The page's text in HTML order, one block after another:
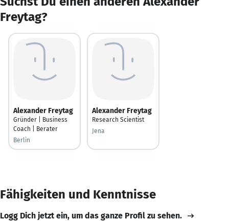
Freytag?
Alexander Freytag
Gründer | Business
Coach | Berater
Berlin
Alexander Freytag
Research Scientist
Jena
Fähigkeiten und Kenntnisse
Logg Dich jetzt ein, um das ganze Profil zu sehen.